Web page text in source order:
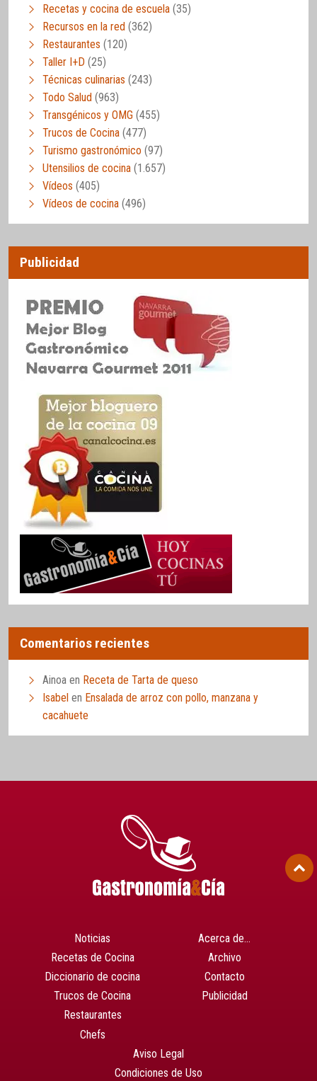
Recetas y cocina de escuela (35)
Recursos en la red (362)
Restaurantes (120)
Taller I+D (25)
Técnicas culinarias (243)
Todo Salud (963)
Transgénicos y OMG (455)
Trucos de Cocina (477)
Turismo gastronómico (97)
Utensilios de cocina (1.657)
Vídeos (405)
Vídeos de cocina (496)
Publicidad
Comentarios recientes
Ainoa en Receta de Tarta de queso
Isabel en Ensalada de arroz con pollo, manzana y
cacahuete
Noticias
Recetas de Cocina
Diccionario de cocina
Trucos de Cocina
Restaurantes
Chefs
Acerca de…
Archivo
Contacto
Publicidad
Aviso Legal
Condiciones de Uso